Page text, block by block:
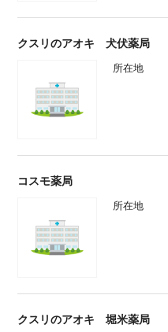
クスリのアオキ 犬伏薬局
所在地
コスモ薬局
所在地
クスリのアオキ 堀米薬局